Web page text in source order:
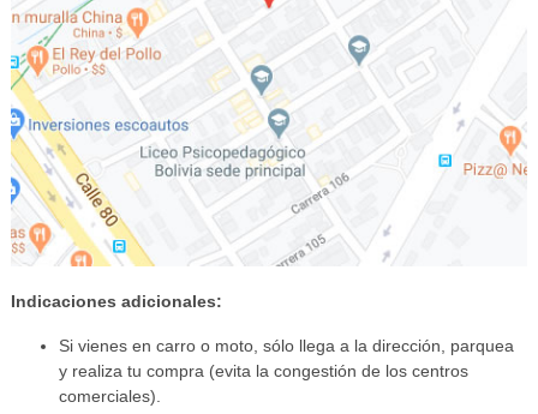
Indicaciones adicionales:
Si vienes en carro o moto, sólo llega a la dirección, parquea
y realiza tu compra (evita la congestión de los centros
comerciales).